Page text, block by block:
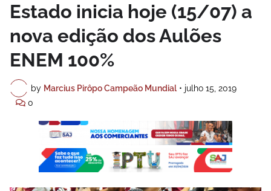
Estado inicia hoje (15/07) a
nova edição dos Aulões
ENEM 100%
by Marcius Pirôpo Campeão Mundial • julho 15, 2019
0